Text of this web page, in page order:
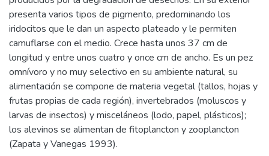
presenta varios tipos de pigmento, predominando los
iridocitos que le dan un aspecto plateado y le permiten
camuflarse con el medio. Crece hasta unos 37 cm de
longitud y entre unos cuatro y once cm de ancho. Es un pez
omnívoro y no muy selectivo en su ambiente natural, su
alimentación se compone de materia vegetal (tallos, hojas y
frutas propias de cada región), invertebrados (moluscos y
larvas de insectos) y misceláneos (lodo, papel, plásticos);
los alevinos se alimentan de fitoplancton y zooplancton
(Zapata y Vanegas 1993).